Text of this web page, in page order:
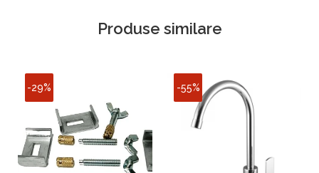
Produse similare
-29% -55%